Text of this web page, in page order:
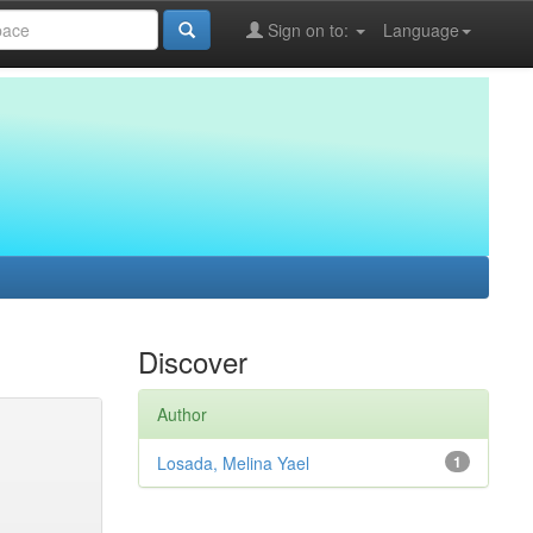
Language
Sign on to:
Discover
Author
1
Losada, Melina Yael